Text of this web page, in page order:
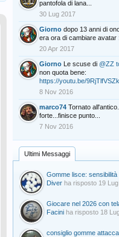
pantofola di lana...
30 Lug 2017
Giorno dopo 13 anni di
era ora di cambiare avatar
20 Apr 2017
Giorno Le scuse di @ZZ
non quota bene:
https://youtu.be/
8 Nov 2016
marco74 Tornato
forte...finisce punto...
7 Nov 2016
Ultimi Messaggi
Gomme lisce: sensibilità
Diver ha risposto 19
Giocare nel 2026 con
Facini ha risposto 18
consiglio gomme